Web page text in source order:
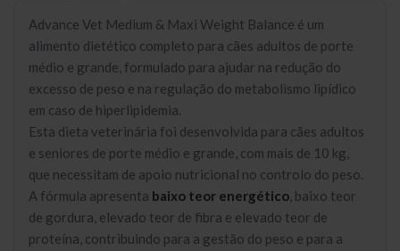
Advance Vet Medium & Maxi Weight Balance é um
alimento dietético completo para cães adultos de porte
médio e grande, formulado para ajudar na redução do
excesso de peso e na regulação do metabolismo lipídico
em caso de hiperlipidemia.
Esta dieta veterinária foi desenvolvida para cães adultos
e seniores de porte médio e grande, com mais de 10 kg,
que necessitam de apoio nutricional no controlo do peso.
A fórmula apresenta baixo teor energético , baixo teor
de gordura, elevado teor de fibra e elevado teor de
proteína, contribuindo para a gestão do peso e para a